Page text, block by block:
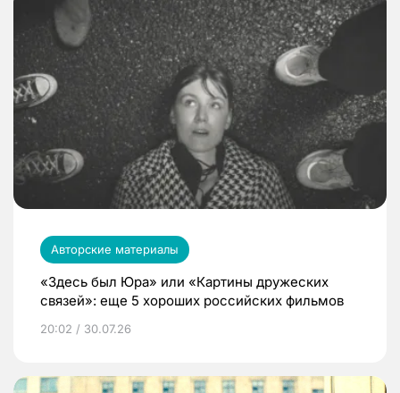
Авторские материалы
«Здесь был Юра» или «Картины дружеских
связей»: еще 5 хороших российских фильмов
20:02 / 30.07.26